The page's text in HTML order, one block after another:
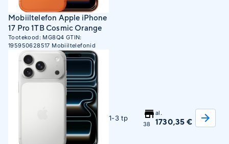
Mobiiltelefon Apple iPhone
17 Pro 1TB Cosmic Orange
Tootekood: MG8Q4 GTIN:
195950628517 Mobiiltelefonid
1-3 tp
38
al.
1730,35 €